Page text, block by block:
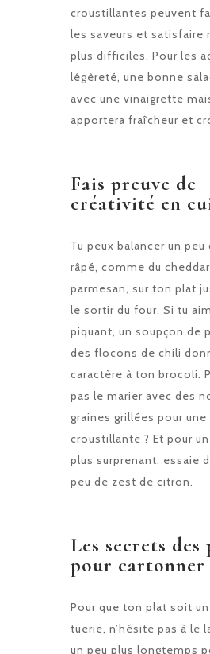
croustillantes peuvent
les saveurs et satisfaire
plus difficiles. Pour les
légèreté, une bonne
avec une vinaigrette
apportera fraîcheur et
Fais preuve de
créativité en
Tu peux balancer un
râpé, comme du
parmesan, sur ton plat
le sortir du four. Si tu
piquant, un soupçon de
des flocons de chili
caractère à ton brocoli.
pas le marier avec des
graines grillées pour
croustillante ? Et pour
plus surprenant, essaie
peu de zest de citron.
Les secrets des
pour cartonner
Pour que ton plat soit
tuerie, n’hésite pas à le
un peu plus longtemps